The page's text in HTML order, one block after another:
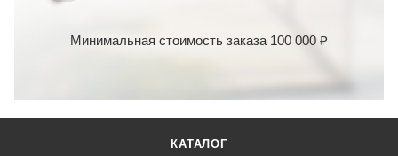
Минимальная стоимость заказа 100 000 ₽
КАТАЛОГ